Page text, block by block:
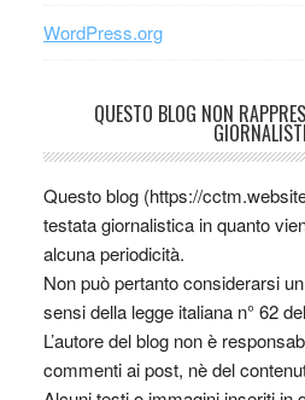
WordPress.org
QUESTO BLOG NON
Questo blog (https://
testata giornalistica in quanto
alcuna periodicità.
Non può pertanto considerarsi
sensi della legge italiana n° 62
L’autore del blog non è
commenti ai post, nè del